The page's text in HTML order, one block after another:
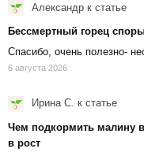
Александр к статье
Бессмертный горец
Спасибо, очень полезно-
6 августа 2026
Ирина С. к статье
Чем подкормить малину
в рост